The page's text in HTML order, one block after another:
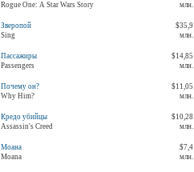
Rogue One: A Star Wars Story
млн.
Зверопой
Sing
$35,9
млн.
Пассажиры
Passengers
$14,85
млн.
Почему он?
Why Him?
$11,05
млн.
Кредо убийцы
Assassin's Creed
$10,28
млн.
Моана
Moana
$7,4
млн.